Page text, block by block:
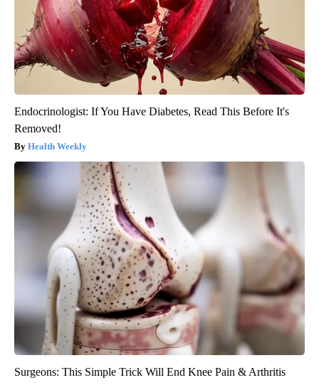
Endocrinologist: If You Have Diabetes, Read This Before It's
Removed!
Health Weekly
Surgeons: This Simple Trick Will End Knee Pain & Arthritis